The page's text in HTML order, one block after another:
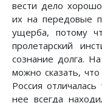
вести дело
их на передовые
ущерба, потому
пролетарский
сознание долга.
можно сказать,
Россия
нее всегда